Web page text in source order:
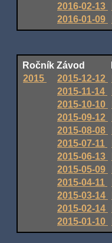
2016-02-13
2016-01-09
Ročník Závod
2015
2015-12-12
2015-11-14
2015-10-10
2015-09-12
2015-08-08
2015-07-11
2015-06-13
2015-05-09
2015-04-11
2015-03-14
2015-02-14
2015-01-10